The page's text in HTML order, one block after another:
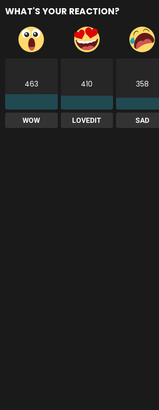
WHAT'S YOUR REACTION?
463
WOW
410
LOVEDIT
358
SAD